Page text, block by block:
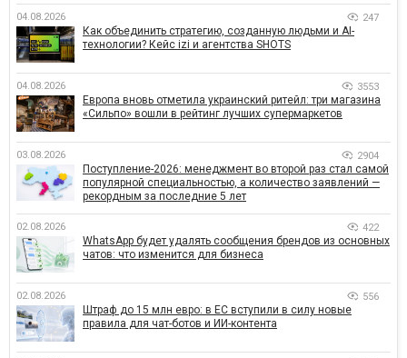
04.08.2026 247
Как объединить стратегию, созданную людьми и AI-
технологии? Кейс izi и агентства SHOTS
04.08.2026 3553
Европа вновь отметила украинский ритейл: три магазина
«Сильпо» вошли в рейтинг лучших супермаркетов
03.08.2026 2904
Поступление-2026: менеджмент во второй раз стал самой
популярной специальностью, а количество заявлений —
рекордным за последние 5 лет
02.08.2026 422
WhatsApp будет удалять сообщения брендов из основных
чатов: что изменится для бизнеса
02.08.2026 556
Штраф до 15 млн евро: в ЕС вступили в силу новые
правила для чат-ботов и ИИ-контента